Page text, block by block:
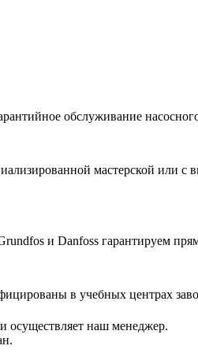
обслуживание
мастерской или
и Danfoss гарантируем
в учебных центрах
осуществляет наш менеджер.